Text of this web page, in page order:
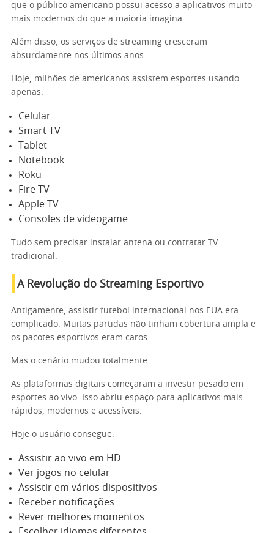
que o público americano possui acesso a aplicativos muito
mais modernos do que a maioria imagina.
Além disso, os serviços de streaming cresceram
absurdamente nos últimos anos.
Hoje, milhões de americanos assistem esportes usando
apenas:
Celular
Smart TV
Tablet
Notebook
Roku
Fire TV
Apple TV
Consoles de videogame
Tudo sem precisar instalar antena ou contratar TV
tradicional.
A Revolução do Streaming Esportivo
Antigamente, assistir futebol internacional nos EUA era
complicado. Muitas partidas não tinham cobertura ampla e
os pacotes esportivos eram caros.
Mas o cenário mudou totalmente.
As plataformas digitais começaram a investir pesado em
esportes ao vivo. Isso abriu espaço para aplicativos mais
rápidos, modernos e acessíveis.
Hoje o usuário consegue:
Assistir ao vivo em HD
Ver jogos no celular
Assistir em vários dispositivos
Receber notificações
Rever melhores momentos